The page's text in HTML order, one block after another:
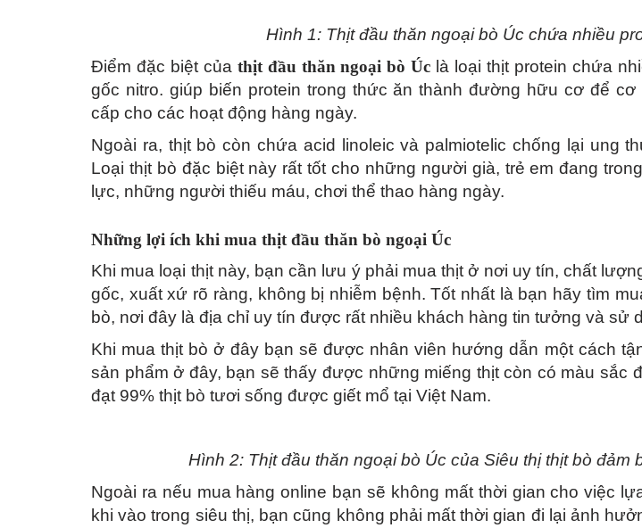
Hình 1: Thịt đầu thăn ngoại bò Úc chứa nhiều
Điểm đặc biệt của thịt đầu thăn ngoại bò Úc là loại thịt protein chứa
gốc nitro. giúp biến protein trong thức ăn thành đường hữu cơ để
cấp cho các hoạt động hàng ngày.
Ngoài ra, thịt bò còn chứa acid linoleic và palmiotelic chống lại ung
Loại thịt bò đặc biệt này rất tốt cho những người già, trẻ em đang
lực, những người thiếu máu, chơi thể thao hàng ngày.
Những lợi ích khi mua thịt đầu thăn bò ngoại Úc
Khi mua loại thịt này, bạn cần lưu ý phải mua thịt ở nơi uy tín, chất
gốc, xuất xứ rõ ràng, không bị nhiễm bệnh. Tốt nhất là bạn hãy tìm
bò, nơi đây là địa chỉ uy tín được rất nhiều khách hàng tin tưởng và sử
Khi mua thịt bò ở đây bạn sẽ được nhân viên hướng dẫn một cách
sản phẩm ở đây, bạn sẽ thấy được những miếng thịt còn có màu sắc
đạt 99% thịt bò tươi sống được giết mổ tại Việt Nam.
Hình 2: Thịt đầu thăn ngoại bò Úc của Siêu thị thịt bò đảm
Ngoài ra nếu mua hàng online bạn sẽ không mất thời gian cho việc
khi vào trong siêu thị, bạn cũng không phải mất thời gian đi lại ảnh